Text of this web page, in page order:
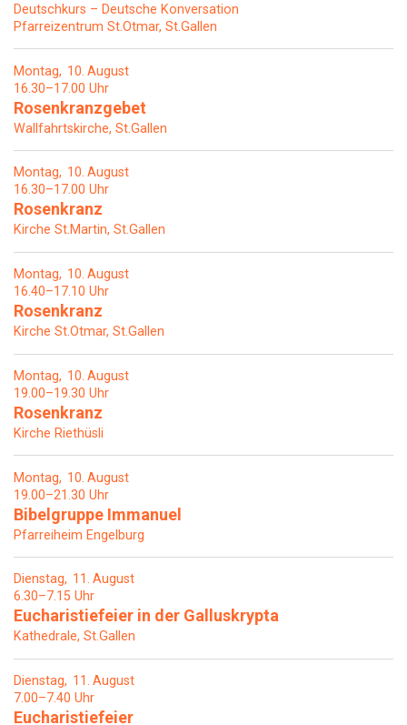
Deutschkurs – Deutsche Konversation
Pfarreizentrum St.Otmar, St.Gallen
Montag 10 August
16.30–17.00 Uhr
Rosenkranzgebet
Wallfahrtskirche, St.Gallen
Montag 10 August
16.30–17.00 Uhr
Rosenkranz
Kirche St.Martin, St.Gallen
Montag 10 August
16.40–17.10 Uhr
Rosenkranz
Kirche St.Otmar, St.Gallen
Montag 10 August
19.00–19.30 Uhr
Rosenkranz
Kirche Riethüsli
Montag 10 August
19.00–21.30 Uhr
Bibelgruppe Immanuel
Pfarreiheim Engelburg
Dienstag 11 August
6.30–7.15 Uhr
Eucharistiefeier in der Galluskrypta
Kathedrale, St.Gallen
Dienstag 11 August
7.00–7.40 Uhr
Eucharistiefeier